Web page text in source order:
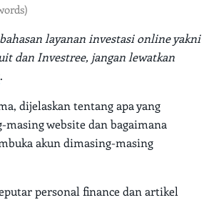
layanan investasi online yakni
dan Investree, jangan lewatkan
.
dijelaskan tentang apa yang
website dan bagaimana
akun dimasing-masing
personal finance dan artikel